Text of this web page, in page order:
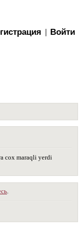
Войти
cox maraqli yerdi